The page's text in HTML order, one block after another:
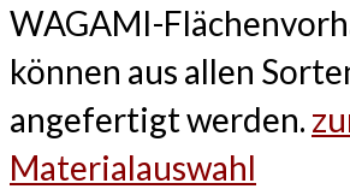
WAGAMI-
können aus allen
angefertigt werden.
Materialauswahl